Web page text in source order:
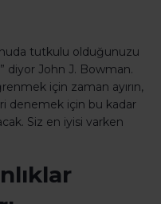
tutkulu olduğunuzu
diyor John J. Bowman.
için zaman ayırın,
denemek için bu kadar
Siz en iyisi varken